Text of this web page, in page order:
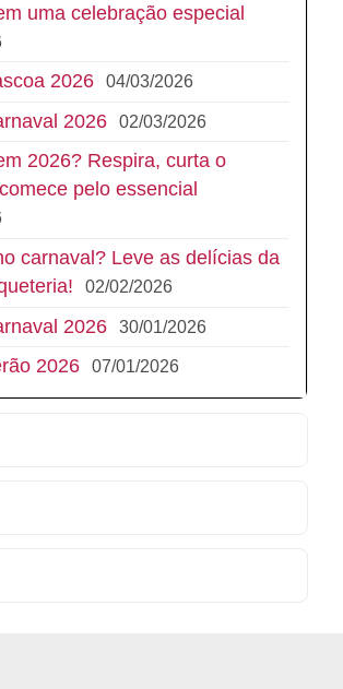
uma celebração especial
2026 04/03/2026
2026 02/03/2026
2026? Respira, curta o
pelo essencial
carnaval? Leve as delícias da
02/02/2026
2026 30/01/2026
2026 07/01/2026